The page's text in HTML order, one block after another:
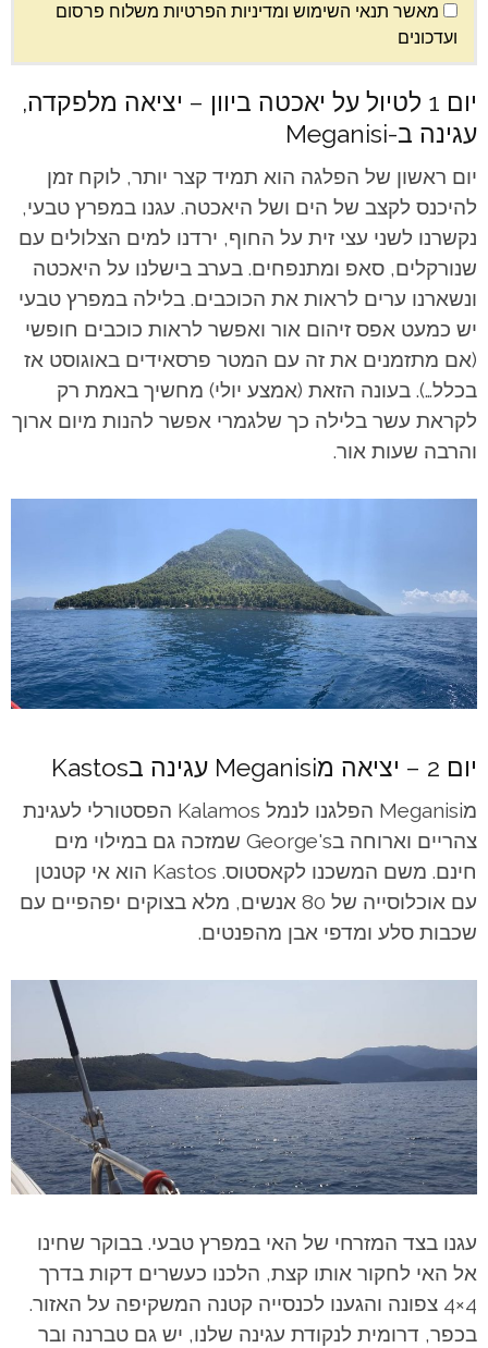
מאשר תנאי השימוש ומדיניות הפרטיות משלוח פרסום
ועדכונים
יום 1 לטיול על יאכטה ביוון – יציאה מלפקדה,
עגינה ב-Meganisi
יום ראשון של הפלגה הוא תמיד קצר יותר, לוקח זמן
להיכנס לקצב של הים ושל היאכטה. עגנו במפרץ טבעי,
נקשרנו לשני עצי זית על החוף, ירדנו למים הצלולים עם
שנורקלים, סאפ ומתנפחים. בערב בישלנו על היאכטה
ונשארנו ערים לראות את הכוכבים. בלילה במפרץ טבעי
יש כמעט אפס זיהום אור ואפשר לראות כוכבים חופשי
(אם מתזמנים את זה עם המטר פרסאידים באוגוסט אז
בכלל…). בעונה הזאת (אמצע יולי) מחשיך באמת רק
לקראת עשר בלילה כך שלגמרי אפשר להנות מיום ארוך
והרבה שעות אור.
יום 2 – יציאה מMeganisi עגינה בKastos
מMeganisi הפלגנו לנמל Kalamos הפסטורלי לעגינת
צהריים וארוחה בGeorge's שמזכה גם במילוי מים
חינם. משם המשכנו לקאסטוס. Kastos הוא אי קטנטן
עם אוכלוסייה של 80 אנשים, מלא בצוקים יפהפיים עם
שכבות סלע ומדפי אבן מהפנטים.
עגנו בצד המזרחי של האי במפרץ טבעי. בבוקר שחינו
אל האי לחקור אותו קצת, הלכנו כעשרים דקות בדרך
4×4 צפונה והגענו לכנסייה קטנה המשקיפה על האזור.
בכפר, דרומית לנקודת עגינה שלנו, יש גם טברנה ובר